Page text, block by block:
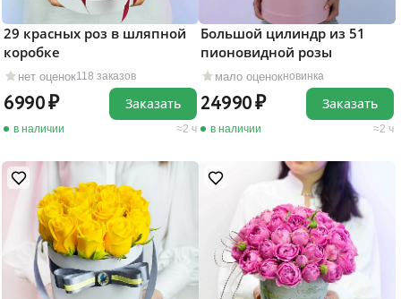
нет оценок118 заказов
29 красных роз в шляпной
коробке
6990
в наличии 2 ч
Заказать
мало оценокновинка
Большой цилиндр из 51
пионовидной розы
24990
в наличии 2 ч
Заказать